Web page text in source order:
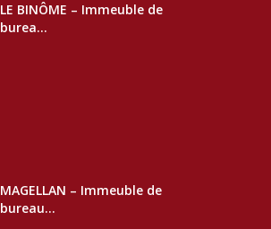
LE BINÔME – Immeuble de
burea...
MAGELLAN – Immeuble de
bureau...